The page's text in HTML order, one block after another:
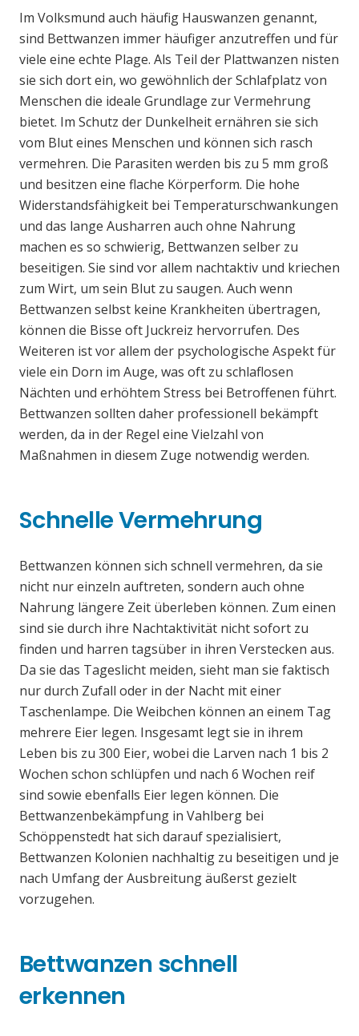
Im Volksmund auch häufig Hauswanzen genannt,
sind Bettwanzen immer häufiger anzutreffen und für
viele eine echte Plage. Als Teil der Plattwanzen nisten
sie sich dort ein, wo gewöhnlich der Schlafplatz von
Menschen die ideale Grundlage zur Vermehrung
bietet. Im Schutz der Dunkelheit ernähren sie sich
vom Blut eines Menschen und können sich rasch
vermehren. Die Parasiten werden bis zu 5 mm groß
und besitzen eine flache Körperform. Die hohe
Widerstandsfähigkeit bei Temperaturschwankungen
und das lange Ausharren auch ohne Nahrung
machen es so schwierig, Bettwanzen selber zu
beseitigen. Sie sind vor allem nachtaktiv und kriechen
zum Wirt, um sein Blut zu saugen. Auch wenn
Bettwanzen selbst keine Krankheiten übertragen,
können die Bisse oft Juckreiz hervorrufen. Des
Weiteren ist vor allem der psychologische Aspekt für
viele ein Dorn im Auge, was oft zu schlaflosen
Nächten und erhöhtem Stress bei Betroffenen führt.
Bettwanzen sollten daher professionell bekämpft
werden, da in der Regel eine Vielzahl von
Maßnahmen in diesem Zuge notwendig werden.
Schnelle Vermehrung
Bettwanzen können sich schnell vermehren, da sie
nicht nur einzeln auftreten, sondern auch ohne
Nahrung längere Zeit überleben können. Zum einen
sind sie durch ihre Nachtaktivität nicht sofort zu
finden und harren tagsüber in ihren Verstecken aus.
Da sie das Tageslicht meiden, sieht man sie faktisch
nur durch Zufall oder in der Nacht mit einer
Taschenlampe. Die Weibchen können an einem Tag
mehrere Eier legen. Insgesamt legt sie in ihrem
Leben bis zu 300 Eier, wobei die Larven nach 1 bis 2
Wochen schon schlüpfen und nach 6 Wochen reif
sind sowie ebenfalls Eier legen können. Die
Bettwanzenbekämpfung in Vahlberg bei
Schöppenstedt hat sich darauf spezialisiert,
Bettwanzen Kolonien nachhaltig zu beseitigen und je
nach Umfang der Ausbreitung äußerst gezielt
vorzugehen.
Bettwanzen schnell
erkennen